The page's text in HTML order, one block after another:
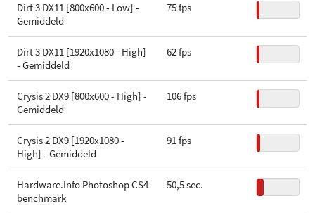
Dirt 3 DX11 [800x600 - Low] -
Gemiddeld
75 fps
Dirt 3 DX11 [1920x1080 - High]
- Gemiddeld
62 fps
Crysis 2 DX9 [800x600 - High] -
Gemiddeld
106 fps
Crysis 2 DX9 [1920x1080 -
High] - Gemiddeld
91 fps
Hardware.Info Photoshop CS4
benchmark
50,5 sec.